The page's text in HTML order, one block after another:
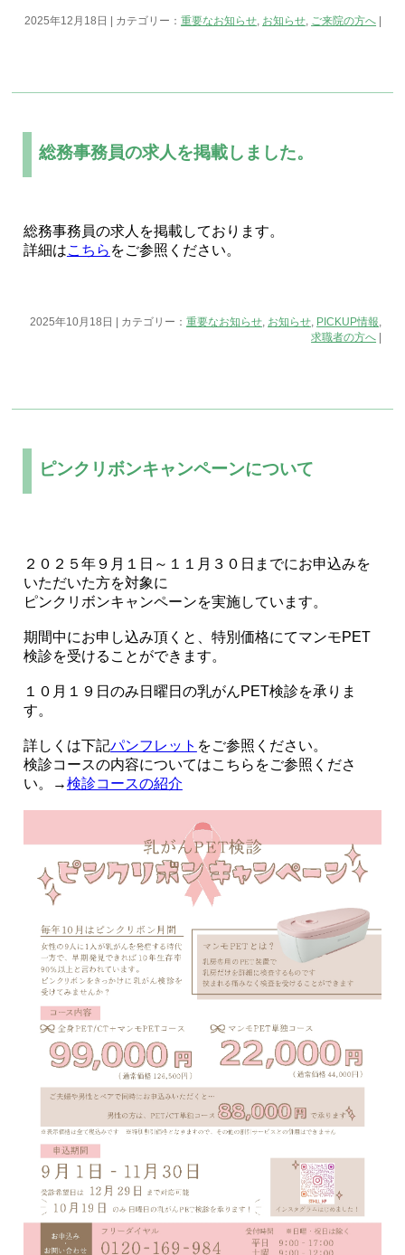
2025年12月18日 | カテゴリー：重要なお知らせ お知らせ ご来院の方へ |
総務事務員の求人を掲載しました。
総務事務員の求人を掲載しております。
詳細はこちら をご参照ください。
2025年10月18日 | カテゴリー：重要なお知らせ お知らせ PICKUP情報
求職者の方へ |
ピンクリボンキャンペーンについて
２０２５年９月１日～１１月３０日までにお申込みを
いただいた方を対象に
ピンクリボンキャンペーンを実施しています。
期間中にお申し込み頂くと、特別価格にてマンモPET
検診を受けることができます。
１０月１９日のみ日曜日の乳がんPET検診を承りま
す。
詳しくは下記パンフレット をご参照ください。
検診コースの内容についてはこちらをご参照くださ
い。→検診コースの紹介